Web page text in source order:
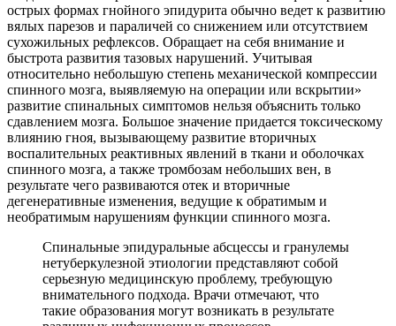
острых формах гнойного эпидурита обычно ведет к развитию
вялых парезов и параличей со снижением или отсутствием
сухожильных рефлексов. Обращает на себя внимание и
быстрота развития тазовых нарушений. Учитывая
относительно небольшую степень механической компрессии
спинного мозга, выявляемую на операции или вскрытии»
развитие спинальных симптомов нельзя объяснить только
сдавлением мозга. Большое значение придается токсическому
влиянию гноя, вызывающему развитие вторичных
воспалительных реактивных явлений в ткани и оболочках
спинного мозга, а также тромбозам небольших вен, в
результате чего развиваются отек и вторичные
дегенеративные изменения, ведущие к обратимым и
необратимым нарушениям функции спинного мозга.
Спинальные эпидуральные абсцессы и гранулемы
нетуберкулезной этиологии представляют собой
серьезную медицинскую проблему, требующую
внимательного подхода. Врачи отмечают, что
такие образования могут возникать в результате